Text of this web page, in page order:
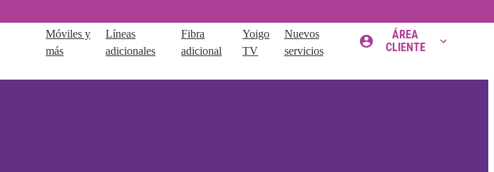
Móviles y
más
Líneas
adicionales
Fibra
adicional
Yoigo
TV
Nuevos
servicios
ÁREA
CLIENTE